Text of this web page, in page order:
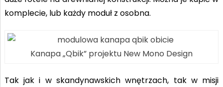
komplecie, lub każdy moduł z osobna.
Kanapa „Qbik” projektu New Mono Design
Tak jak i w skandynawskich wnętrzach, tak w misji